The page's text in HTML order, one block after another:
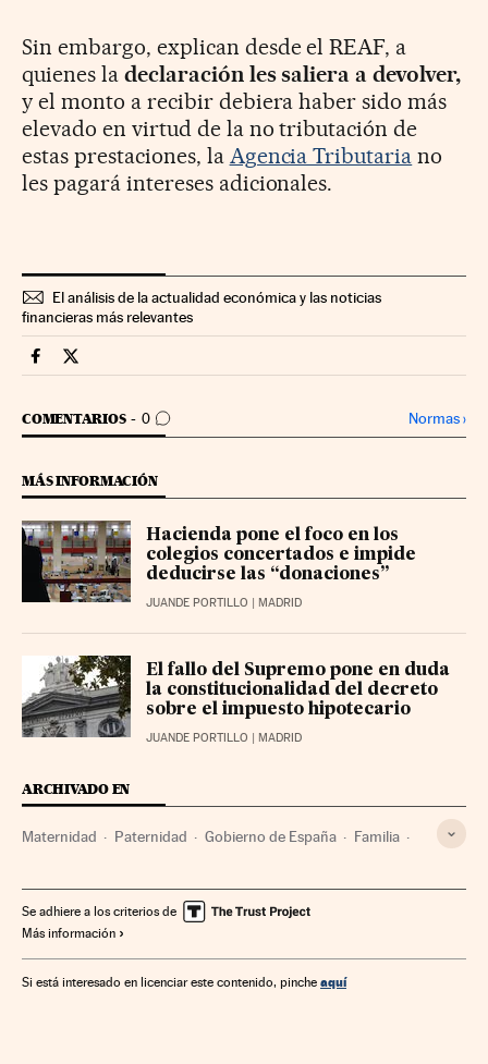
Sin embargo, explican desde el REAF, a
quienes la declaración les saliera a devolver,
y el monto a recibir debiera haber sido más
elevado en virtud de la no tributación de
estas prestaciones, la Agencia Tributaria no
les pagará intereses adicionales.
El análisis de la actualidad económica y las noticias
financieras más relevantes
Economia Cinco Días en Facebook
Economia Cinco Días en Twitter
COMENTARIOS 0
IR A LOS COMENTARIOS Normas›
MÁS INFORMACIÓN
Hacienda pone el foco en los
colegios concertados e impide
deducirse las “donaciones”
JUANDE PORTILLO | MADRID
El fallo del Supremo pone en duda
la constitucionalidad del decreto
sobre el impuesto hipotecario
JUANDE PORTILLO | MADRID
ARCHIVADO EN
Maternidad Paternidad Gobierno de España Familia
Política laboral Administración Estado Trabajo
Ministerio de Hacienda
Se adhiere a los criterios de
Más información
Si está interesado en licenciar este contenido, pinche aquí